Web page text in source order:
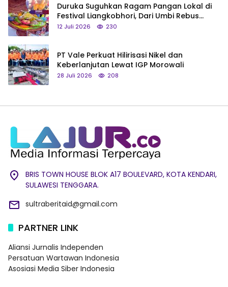
Duruka Suguhkan Ragam Pangan Lokal di
Festival Liangkobhori, Dari Umbi Rebus
hingga Tumpeng Beras Muna
12 Juli 2026 230
PT Vale Perkuat Hilirisasi Nikel dan
Keberlanjutan Lewat IGP Morowali
28 Juli 2026 208
BRIS TOWN HOUSE BLOK A17 BOULEVARD, KOTA KENDARI,
SULAWESI TENGGARA.
sultraberitaid@gmail.com
PARTNER LINK
Aliansi Jurnalis Independen
Persatuan Wartawan Indonesia
Asosiasi Media Siber Indonesia